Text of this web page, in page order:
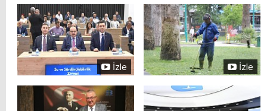
İzle İzle